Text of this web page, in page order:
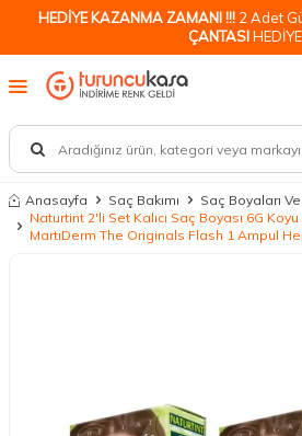
HEDİYE KAZANMA ZAMANI !!! 2 Adet
ÇANTASIHEDİYE
Anasayfa Saç Bakımı
Saç Boyaları
Naturtint 2'li Set Kalıcı Saç Boyası 6G
MartıDerm The Originals Flash 1 Ampul